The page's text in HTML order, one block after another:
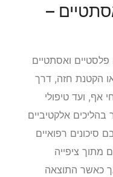
–
פלסטיים ואסתטיים
הקטנת חזה, דרך
אף, ועד טיפולי
בהליכים אלקטיביים
סיכונים רפואיים
מתוך ציפייה
כאשר התוצאה